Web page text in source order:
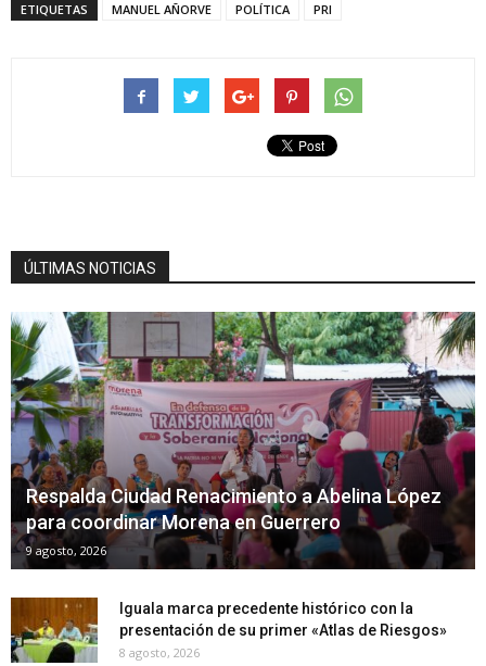
ETIQUETAS MANUEL AÑORVE POLÍTICA PRI
ÚLTIMAS NOTICIAS
Respalda Ciudad Renacimiento a Abelina López
para coordinar Morena en Guerrero
9 agosto, 2026
Iguala marca precedente histórico con la
presentación de su primer «Atlas de Riesgos»
8 agosto, 2026